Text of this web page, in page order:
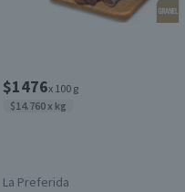
$1476x 100 g
$14.760 x kg
La Preferida